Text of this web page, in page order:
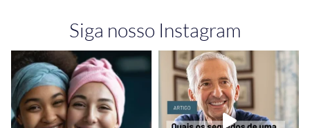
Siga nosso Instagram